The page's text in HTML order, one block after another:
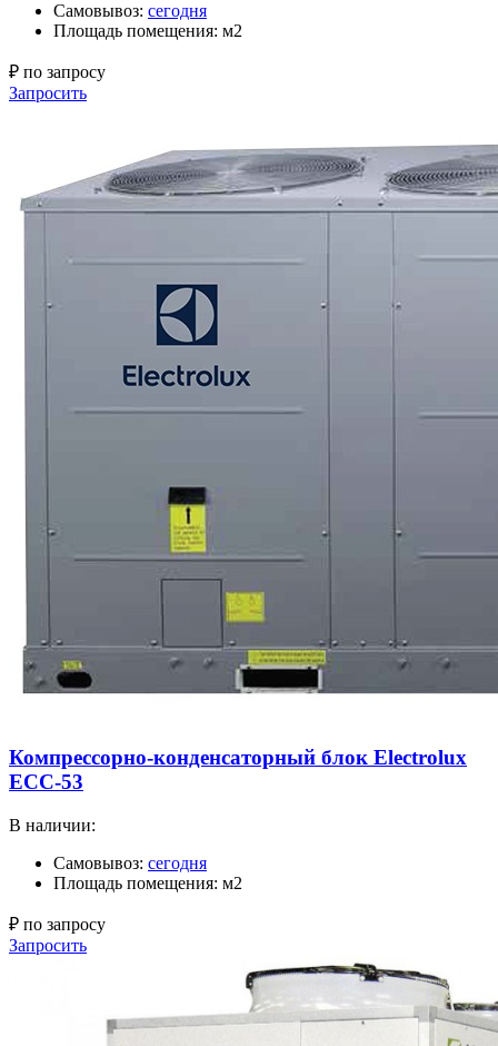
Самовывоз: сегодня
Площадь помещения: м2
₽ по запросу
Запросить
Компрессорно-конденсаторный блок Electrolux
ECC-53
В наличии:
Самовывоз: сегодня
Площадь помещения: м2
₽ по запросу
Запросить